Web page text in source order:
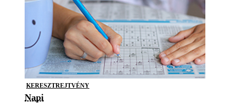
KERESZTREJTVÉNY
Napi